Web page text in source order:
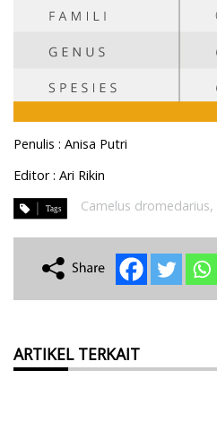
Penulis : Anisa Putri
Editor : Ari Rikin
Camelus dromedarius,
ARTIKEL TERKAIT